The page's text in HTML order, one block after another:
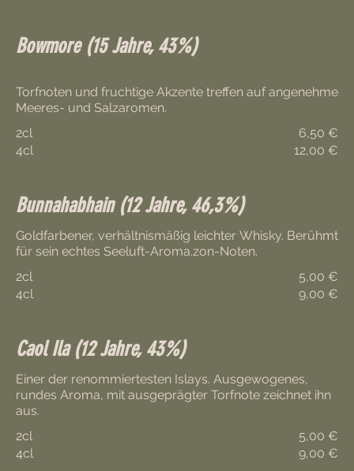
Bowmore (15 Jahre, 43%)
Torfnoten und fruchtige Akzente treffen auf angenehme
Meeres- und Salzaromen.
2cl
6,50 €
4cl
12,00 €
Bunnahabhain (12 Jahre, 46,3%)
Goldfarbener, verhältnismäßig leichter Whisky. Berühmt
für sein echtes Seeluft-Aroma.zon-Noten.
2cl
5,00 €
4cl
9,00 €
Caol Ila (12 Jahre, 43%)
Einer der renommiertesten Islays. Ausgewogenes,
rundes Aroma, mit ausgeprägter Torfnote zeichnet ihn
aus.
2cl
5,00 €
4cl
9,00 €